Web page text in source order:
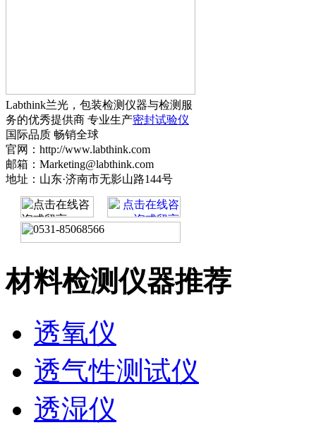
Labthink兰光，包装检测仪器与检测服
务的优秀提供商 专业生产密封试验仪
国际品质 畅销全球
官网：http://www.labthink.com
邮箱：Marketing@labthink.com
地址：山东·济南市无影山路144号
材料检测仪器推荐
透氧仪
透气性测试仪
透湿仪